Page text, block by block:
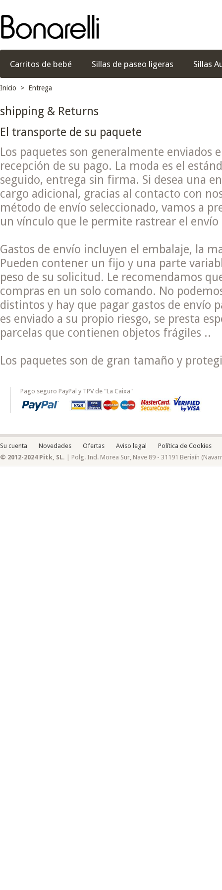
Carritos de bebé Sillas de paseo ligeras Sillas
Inicio > Entrega
shipping & Returns
El transporte de su paquete
Los paquetes son generalmente enviados
recepción de su pago. La moda es el
seguido, entrega sin firma. Si desea una
cargo adicional, gracias al contacto con
método de envío seleccionado, vamos a
un vínculo que le permite rastrear el
Gastos de envío incluyen el embalaje, la
Pueden contener un fijo y una parte
peso de su solicitud. Le recomendamos
compras en un solo comando. No
distintos y hay que pagar gastos de envío
es enviado a su propio riesgo, se presta
parcelas que contienen objetos frágiles ..
Los paquetes son de gran tamaño y
Su cuenta Novedades Ofertas Aviso legal
Política de Cookies
© 2012-2024 Pitk, SL. | Polg. Ind. Morea Sur, Nave 89 - 31191 Beriaín
Pago seguro PayPal y TPV de "La Caixa"